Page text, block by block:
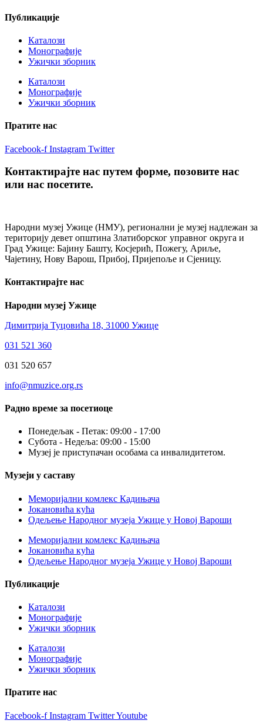
Публикације
Каталози
Монографије
Ужички зборник
Каталози
Монографије
Ужички зборник
Пратите нас
Facebook-f Instagram Twitter
Контактирајте нас путем форме, позовите нас
или нас посетите.
Народни музеј Ужице (НМУ), регионални je музеј надлежан за
територију девет општина Златиборског управног округа и
Град Ужице: Бајину Башту, Косјерић, Пожегу, Ариље,
Чајетину, Нову Варош, Прибој, Пријепоље и Сјеницу.
Контактирајте нас
Народни музеј Ужице
Димитрија Туцовића 18, 31000 Ужице
031 521 360
031 520 657
info@nmuzice.org.rs
Радно време за посетиоце
Понедељак - Петак: 09:00 - 17:00
Субота - Недеља: 09:00 - 15:00
Музеј је приступачан особама са инвалидитетом.
Музеји у саставу
Меморијални комлекс Кадињача
Јокановића кућа
Oдељење Народног музеја Ужице у Новој Вароши
Меморијални комлекс Кадињача
Јокановића кућа
Oдељење Народног музеја Ужице у Новој Вароши
Публикације
Каталози
Монографије
Ужички зборник
Каталози
Монографије
Ужички зборник
Пратите нас
Facebook-f Instagram TwitterYoutube